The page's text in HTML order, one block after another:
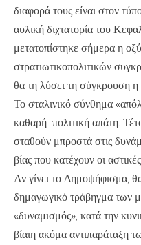
διαφορά τους είναι στον
αυλική διχτατορία του
μετατοπίστηκε σήμερα η
στρατιωτικοπολιτικών
θα τη λύσει τη σύγκρουση η
Το σταλινικό σύνθημα
καθαρή πολιτική απάτη.
σταθούν μπροστά στις
βίας που κατέχουν οι
Αν γίνει το Δημοψήφισμα,
δημαγωγικό τράβηγμα των
«δυναμισμός», κατά την
βίαιη ακόμα αντιπαράταξη